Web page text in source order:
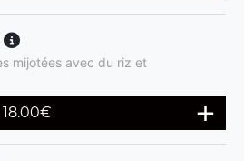
mijotées avec du riz et
18.00€